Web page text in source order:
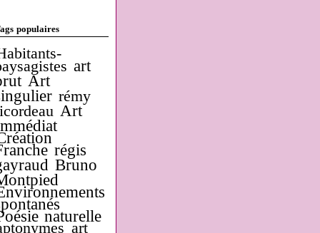
populaires
art
Art
rémy
Art
régis
Bruno
naturelle
art